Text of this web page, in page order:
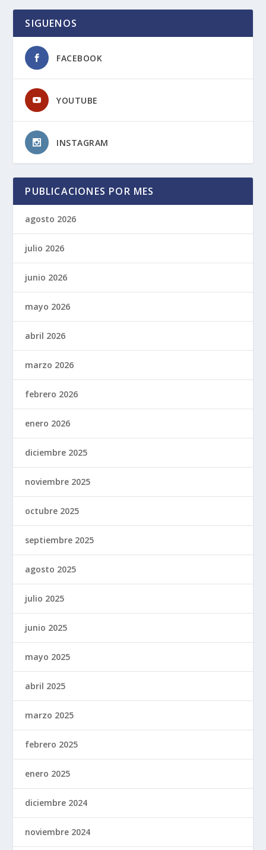
SIGUENOS
FACEBOOK
YOUTUBE
INSTAGRAM
PUBLICACIONES POR MES
agosto 2026
julio 2026
junio 2026
mayo 2026
abril 2026
marzo 2026
febrero 2026
enero 2026
diciembre 2025
noviembre 2025
octubre 2025
septiembre 2025
agosto 2025
julio 2025
junio 2025
mayo 2025
abril 2025
marzo 2025
febrero 2025
enero 2025
diciembre 2024
noviembre 2024